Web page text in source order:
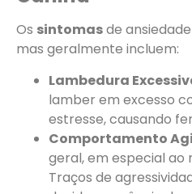
Os sintomasde
mas geralmente incluem:
Lambedura
lamber em excesso
estresse, causando
Comportamento
geral, em especial
Traços de